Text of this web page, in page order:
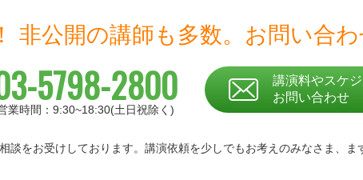
非公開の講師も多数。 お問い合わ
5798-2800
業時間：9:30~18:30(土日祝除く)
講演料やスケ
お問い合わせ
談をお受けしております。 講演依頼を少しでもお考えのみなさま、 ま